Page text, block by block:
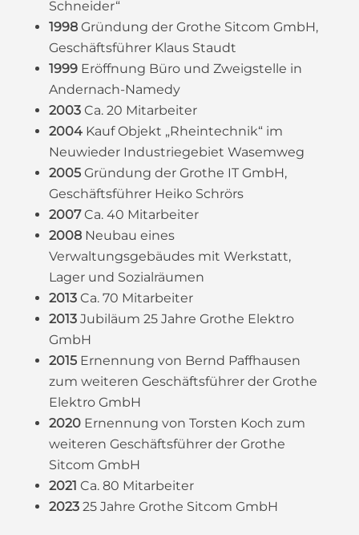
Schneider“
1998Gründung der Grothe Sitcom GmbH,
Geschäftsführer Klaus Staudt
1999Eröffnung Büro und Zweigstelle in
Andernach-Namedy
2003Ca. 20 Mitarbeiter
2004Kauf Objekt „Rheintechnik“ im
Neuwieder Industriegebiet Wasemweg
2005Gründung der Grothe IT GmbH,
Geschäftsführer Heiko Schrörs
2007Ca. 40 Mitarbeiter
2008Neubau eines
Verwaltungsgebäudes mit Werkstatt,
Lager und Sozialräumen
2013Ca. 70 Mitarbeiter
2013Jubiläum 25 Jahre Grothe Elektro
GmbH
2015Ernennung von Bernd Paffhausen
zum weiteren Geschäftsführer der Grothe
Elektro GmbH
2020Ernennung von Torsten Koch zum
weiteren Geschäftsführer der Grothe
Sitcom GmbH
2021 Ca. 80 Mitarbeiter
202325 Jahre Grothe Sitcom GmbH